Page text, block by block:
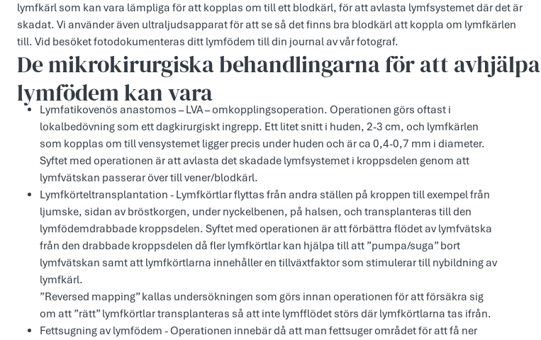
lymfkärl som kan vara lämpliga för att kopplas om till ett blodkärl, för att avlasta lymfsystemet där det är
skadat. Vi använder även ultraljudsapparat för att se så det finns bra blodkärl att koppla om lymfkärlen
till. Vid besöket fotodokumenteras ditt lymfödem till din journal av vår fotograf.
De mikrokirurgiska behandlingarna för att avhjälpa
lymfödem kan vara
Lymfatikovenös anastomos – LVA – omkopplingsoperation. Operationen görs oftast i
lokalbedövning som ett dagkirurgiskt ingrepp. Ett litet snitt i huden, 2-3 cm, och lymfkärlen
som kopplas om till vensystemet ligger precis under huden och är ca 0,4-0,7 mm i diameter.
Syftet med operationen är att avlasta det skadade lymfsystemet i kroppsdelen genom att
lymfvätskan passerar över till vener/blodkärl.
Lymfkörteltransplantation - Lymfkörtlar flyttas från andra ställen på kroppen till exempel från
ljumske, sidan av bröstkorgen, under nyckelbenen, på halsen, och transplanteras till den
lymfödemdrabbade kroppsdelen. Syftet med operationen är att förbättra flödet av lymfvätska
från den drabbade kroppsdelen då fler lymfkörtlar kan hjälpa till att ”pumpa/suga” bort
lymfvätskan samt att lymfkörtlarna innehåller en tillväxtfaktor som stimulerar till nybildning av
lymfkärl.
”Reversed mapping” kallas undersökningen som görs innan operationen för att försäkra sig
om att ”rätt” lymfkörtlar transplanteras så att inte lymfflödet störs där lymfkörtlarna tas ifrån.
Fettsugning av lymfödem - Operationen innebär då att man fettsuger området för att få ner